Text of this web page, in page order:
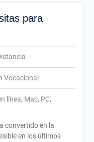
para
Vocacional
línea, Mac, PC,
convertido en la
en los últimos